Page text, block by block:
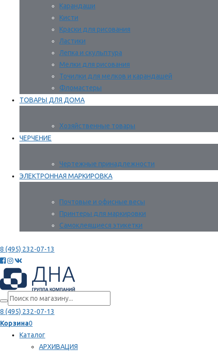
Карандаши
Кисти
Краски для рисования
Ластики
Лепка и скульптура
Мелки для рисования
Точилки для мелков и карандашей
Фломастеры
ТОВАРЫ ДЛЯ ДОМА
Хозяйственные товары
ЧЕРЧЕНИЕ
Чертежные принадлежности
ЭЛЕКТРОННАЯ МАРКИРОВКА
Почтовые и офисные весы
Принтеры для маркировки
Самоклеящиеся этикетки
8 (495) 232-07-13
8 (495) 232-07-13
Корзина0
Каталог
АРХИВАЦИЯ